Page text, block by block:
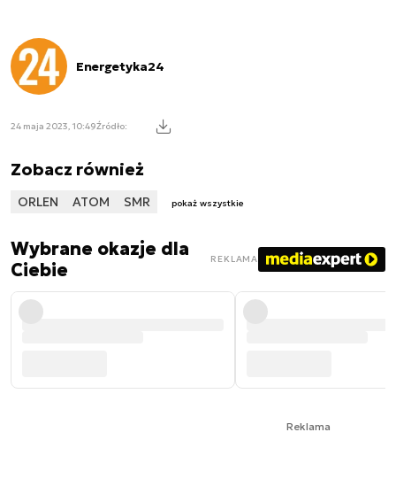
Energetyka24
24 maja 2023, 10:49Źródło:
Zobacz również
ORLEN ATOM SMR pokaż wszystkie
Wybrane okazje dla
Ciebie
REKLAMA
Reklama